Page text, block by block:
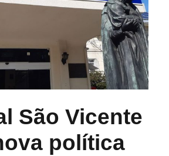
São Vicente
política